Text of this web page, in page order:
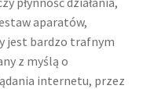
aparatów,
jest bardzo trafnym
z myślą o
internetu, przez